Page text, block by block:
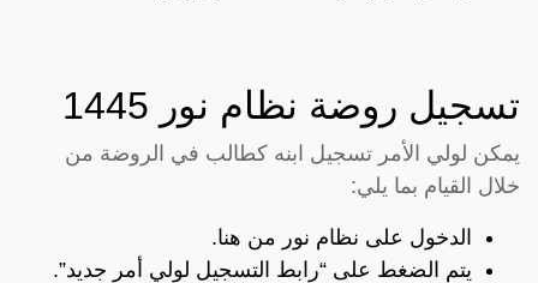
تسجيل روضة نظام نور 1445
يمكن لولي الأمر تسجيل ابنه كطالب في الروضة من
خلال القيام بما يلي:
الدخول على نظام نور من هنا.
يتم الضغط على “رابط التسجيل لولي أمر جديد”.